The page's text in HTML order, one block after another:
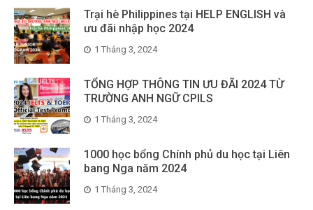
1 Tháng 3, 2024
TỔNG HỢP THÔNG TIN ƯU ĐÃI 2024 TỪ
1 Tháng 3, 2024
1000 học bổng Chính phủ du học tại Liên
1 Tháng 3, 2024